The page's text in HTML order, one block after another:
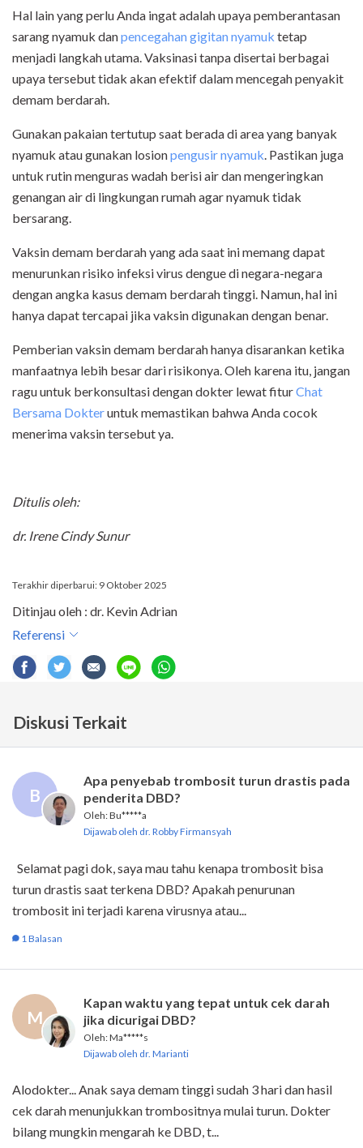
Hal lain yang perlu Anda ingat adalah upaya pemberantasan
sarang nyamuk danpencegahan gigitan nyamuk tetap
menjadi langkah utama. Vaksinasi tanpa disertai berbagai
upaya tersebut tidak akan efektif dalam mencegah penyakit
demam berdarah.
Gunakan pakaian tertutup saat berada di area yang banyak
nyamuk atau gunakan losionpengusir nyamuk. Pastikan juga
untuk rutin menguras wadah berisi air dan mengeringkan
genangan air di lingkungan rumah agar nyamuk tidak
bersarang.
Vaksin demam berdarah yang ada saat ini memang dapat
menurunkan risiko infeksi virus dengue di negara-negara
dengan angka kasus demam berdarah tinggi. Namun, hal ini
hanya dapat tercapai jika vaksin digunakan dengan benar.
Pemberian vaksin demam berdarah hanya disarankan ketika
manfaatnya lebih besar dari risikonya.Oleh karena itu, jangan
ragu untuk berkonsultasi dengan dokter lewat fiturChat
Bersama Dokteruntuk memastikan bahwa Anda cocok
menerima vaksin tersebut ya.
Ditulis oleh:
dr. Irene Cindy Sunur
Terakhir diperbarui: 9 Oktober 2025